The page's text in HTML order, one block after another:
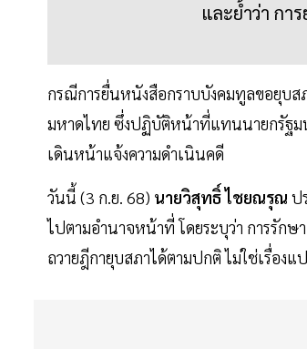
และย้ำว่า กา
กรณีการยื่นหนังสือกราบบังคมทูลขอยุบส
มหาดไทย ซึ่งปฏิบัติหน้าที่แทนนายกรัฐมน
เดินหน้าแจ้งความดำเนินคดี
วันนี้ (3 ก.ย. 68) นายวิสุทธิ์ ไชยณรุณ ป
ไปตามอำนาจหน้าที่ โดยระบุว่า การรัก
ถวายฎีกายุบสภาได้ตามปกติ ไม่ใช่เรื่องแ